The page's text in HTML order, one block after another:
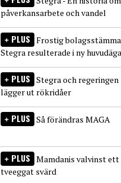
påverkansarbete och vandel
PLUS Frostig
Stegra resulterade i ny
PLUS Stegra och regeringen
lägger ut rökridåer
PLUS Så förändras MAGA
PLUS Mamdanis valvinst ett
tveeggat svärd